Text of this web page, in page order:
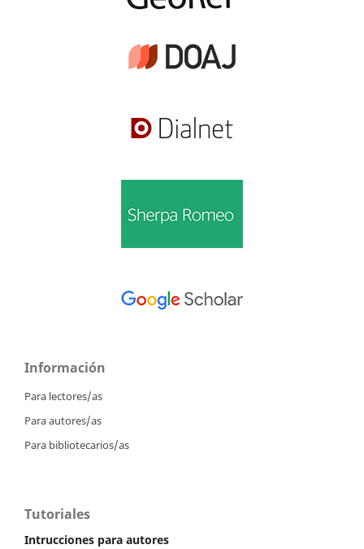
Información
Para lectores/as
Para autores/as
Para bibliotecarios/as
Tutoriales
Intrucciones para autores